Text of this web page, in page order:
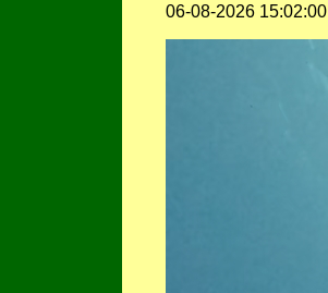
06-08-2026 15:02:00